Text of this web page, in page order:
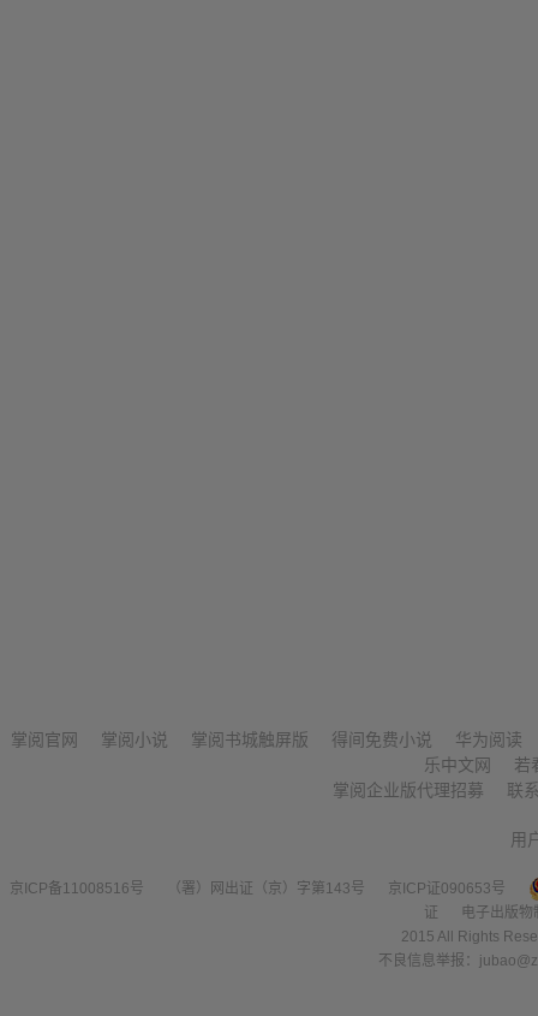
掌阅官网 掌阅小说 掌阅书城触屏版 得间免费小说
华为阅读
乐中文网
若
掌阅企业版代理招募
联
用
京ICP备11008516号 （署）网出证（京）字第143号
京ICP证090653号
证
电子出版
2015 All Rights
不良信息举报：